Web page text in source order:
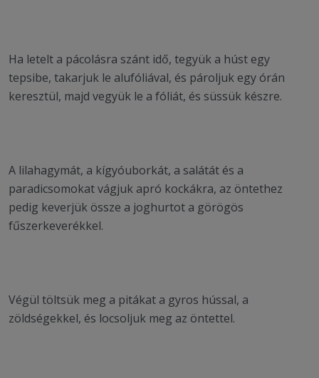
Ha letelt a pácolásra szánt idő, tegyük a húst egy
tepsibe, takarjuk le alufóliával, és pároljuk egy órán
keresztül, majd vegyük le a fóliát, és süssük készre.
A lilahagymát, a kígyóuborkát, a salátát és a
paradicsomokat vágjuk apró kockákra, az öntethez
pedig keverjük össze a joghurtot a görögös
fűszerkeverékkel.
Végül töltsük meg a pitákat a gyros hússal, a
zöldségekkel, és locsoljuk meg az öntettel.